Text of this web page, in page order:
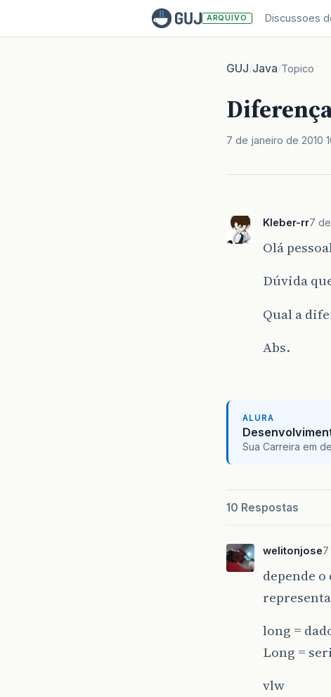
ARQUIVO Discussoes
GUJ/Java/Topico
7 de janeiro de 2010
Kleber-rr7
Olá
Dúvida
Qual a
Abs.
ALURA
Sua Carreira em
10 Respostas
welitonjose
depende
long =
Long =
vlw